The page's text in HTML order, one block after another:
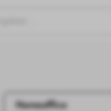
Homeoffice